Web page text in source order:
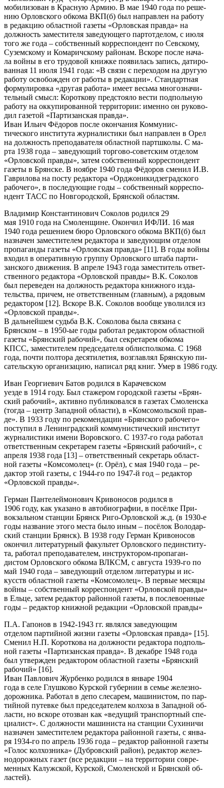
мобилизован в Красную Армию. В мае 1940 года по реше-
нию Орловского обкома ВКП(б) был направлен на работу
в редакцию областной газеты «Орловская правда» на
должность заместителя заведующего партотделом, с июля
того же года – собственный корреспондент по Севскому,
Суземскому и Комаричскому районам. Вскоре после нача-
ла войны в его трудовой книжке появилась запись, датиро-
ванная 11 июля 1941 года: «В связи с переходом на другую
работу освобожден от работы в редакции». Стандартная
формулировка «другая работа» имеет весьма многозначи-
тельный смысл: Короткову предстояло вести подпольную
работу на оккупированной территории: именно он руково-
дил газетой «Партизанская правда».
Иван Ильич Фёдоров после окончания Коммунис-
тического института журналистики был направлен в Орел
на должность преподавателя областной партшколы. С ма-
рта 1938 года – заведующий торгово-советским отделом
«Орловской правды», затем собственный корреспондент
газеты в Брянске. В ноябре 1940 года Фёдоров сменил И.В.
Гаврилова на посту редактора «Орджоникидзеградского
рабочего», в последующие годы – собственный корреспо-
ндент ТАСС по Новгородской, Брянской областям.
Владимир Константинович Соколов родился 29
мая 1910 года на Смоленщине. Окончил ИФЛИ. 16 мая
1940 года решением бюро Орловского обкома ВКП(б) был
назначен заместителем редактора и заведующим отделом
пропаганды газеты «Орловская правда» [11]. В годы войны
входил в оперативную группу Орловского штаба парти-
занского движения. В апреле 1943 года заместитель ответ-
ственного редактора «Орловской правды» В.К. Соколов
был переведен на должность редактора книжного изда-
тельства, причем, не ответственным (главным), а рядовым
редактором [12]. Вскоре В.К. Соколов вообще уволился из
«Орловской правды».
В дальнейшем судьба В.К. Соколова была связана с
Брянском – в 1950-ые годы работал редактором областной
газеты «Брянский рабочий», был секретарем обкома
КПСС, заместителем председателя облисполкома. С 1968
года, почти полтора десятилетия, возглавлял Брянскую пи-
сательскую организацию, написал ряд книг. Умер в 1986 году.
Иван Георгиевич Батов родился в Карачевском
уезде в 1914 году. Был стажером городской газеты «Брян-
ский рабочий», активно публиковался в газетах Смоленска
(тогда – центр Западной области), в «Комсомольской прав-
де». В 1933 году по рекомендации «Брянского рабочего»
поступил в Ленинградский коммунистический институт
журналистики имени Воровского. С 1937-го года работал
ответственным секретарем газеты «Брянский рабочий», с
апреля 1938 года [13] – ответственный секретарь област-
ной газеты «Комсомолец» (г. Орёл), с мая 1940 года – ре-
дактор этой газеты, с 1944-го по 1947-й год – редактор
«Орловской правды».
Герман Пантелеймонович Кривоносов родился в
1906 году, как указано в автобиографии, в посёлке При-
вокзальном станции Брянск Риго-Орловской ж.д. (в 1930-е
годы название этого места было иным – посёлок Володар-
ский станции Брянск). В 1938 году Герман Кривоносов
окончил литературный факультет Орловского пединститу-
та, работал преподавателем, инструктором-пропаган-
дистом Орловского обкома ВЛКСМ, с августа 1939-го по
май 1940 года – заведующий отделом литературы и ис-
кусств областной газеты «Комсомолец». В первые месяцы
войны – собственный корреспондент «Орловской правды»
в Ельце, затем редактор районной газеты, в послевоенные
годы – редактор книжной редакции «Орловской правды»
П.А. Гапонов в 1942-1943 гг. являлся заведующим
отделом партийной жизни газеты «Орловская правда» [15].
Сменил Н.П. Короткова на должности редактора подполь-
ной газеты «Партизанская правда». В декабре 1948 года
был утвержден редактором областной газеты «Брянский
рабочий» [16].
Иван Павлович Журбенко родился в январе 1904
года в селе Глушково Курской губернии в семье железно-
дорожника. Работал в депо слесарем, машинистом, по пар-
тийной путевке был председателем колхоза в Западной об-
ласти, но вскоре отозван как «ведущий транспортный спе-
циалист». С должности машиниста на станции Сухиничи
назначен заместителем редактора районной газеты, с янва-
ря 1934-го по апрель 1936 года – редактор районной газеты
«Голос колхозника» (Дубровский район), редактор желез-
нодорожных газет (все редакции – на территории совре-
менных Калужской, Курской, Смоленской и Брянской об-
ластей).